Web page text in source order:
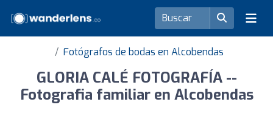
Fotógrafos de bodas en Alcobendas
GLORIA CALÉ FOTOGRAFÍA --
Fotografia familiar en Alcobendas